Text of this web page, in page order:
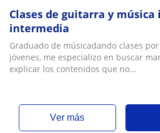
Clases de guitarra y música
intermedia
Graduado de músicadando clases
jóvenes, me especializo en buscar
explicar los contenidos que no...
ver más